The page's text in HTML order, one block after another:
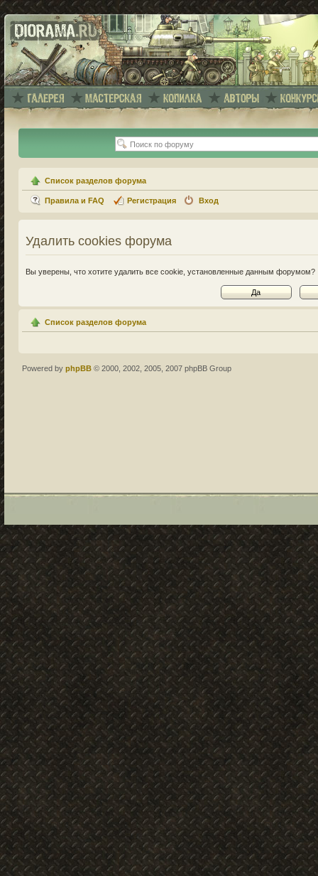
Список разделов форума
Правила и FAQ Регистрация Вход
Удалить cookies форума
Вы уверены, что хотите удалить все cookie, установленные данным форумом?
Список разделов форума
Powered by phpBB © 2000, 2002, 2005, 2007 phpBB Group